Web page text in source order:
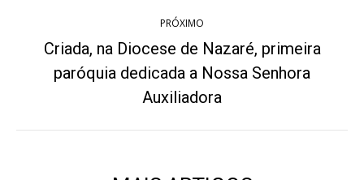
PRÓXIMO
Próximo
post:
Criada, na Diocese de Nazaré, primeira
paróquia dedicada a Nossa Senhora
Auxiliadora